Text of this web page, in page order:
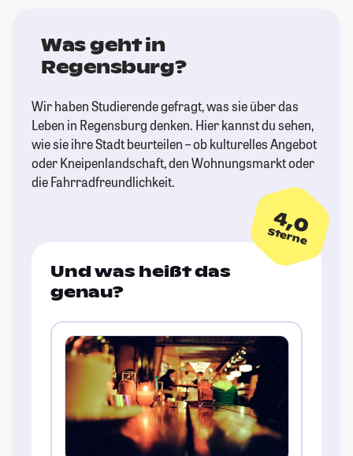
Was geht in
Regensburg?
Wir haben Studierende gefragt, was sie über das
Leben in Regensburg denken. Hier kannst du sehen,
wie sie ihre Stadt beurteilen – ob kulturelles Angebot
oder Kneipenlandschaft, den Wohnungsmarkt oder
die Fahrradfreundlichkeit.
4,0
Sterne
Und was heißt das
genau?